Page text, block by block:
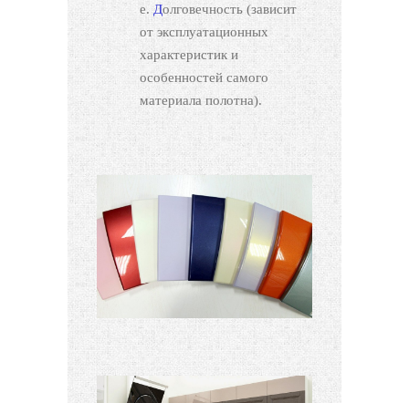
Долговечность (зависит
от эксплуатационных
характеристик и
особенностей самого
материала полотна).